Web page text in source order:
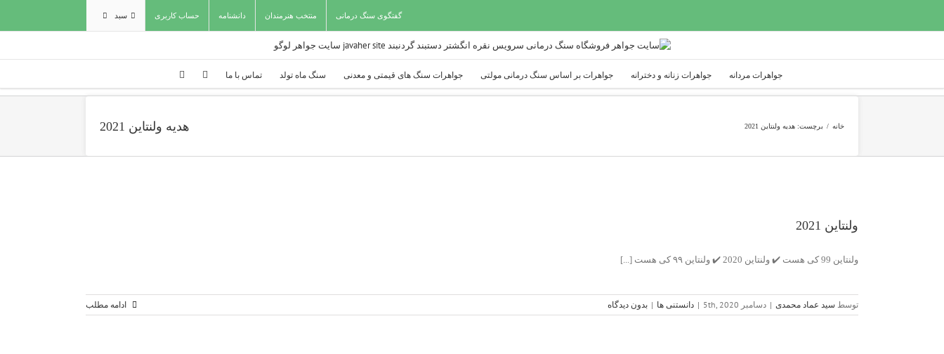
content
گفتگوی سنگ درمانی منتخب هنرمندان دانشنامه حساب کاربری سبد
جواهرات مردانه جواهرات زنانه و دخترانه جواهرات بر اساس سنگ درمانی مولتی جواهرات سنگ های قیمتی و معدنی سنگ ماه تولد تماس با ما
هدیه ولنتاین 2021 خانه / برچست: هدیه ولنتاین 2021
ولنتاین 2021
ولنتاین 99 کی هست ✔️ ولنتاین 2020 ✔️ ولنتاین ۹۹ کی هست [...]
توسط سید عماد محمدی | دسامبر 5th, 2020 | دانستنی ها | بدون دیدگاه ادامه مطلب